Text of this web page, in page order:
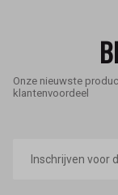
Onze nieuwste
klantenvoordeel
mailadres